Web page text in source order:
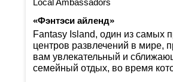
Local Ambassadors
«Фэнтэси айленд»
Fantasy Island, один из самых
центров развлечений в мире,
вам увлекательный и
семейный отдых, во время